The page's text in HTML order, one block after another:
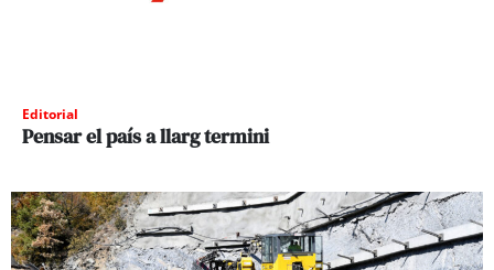
Editorial
Pensar el país a llarg termini